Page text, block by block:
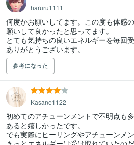
haruru1111
何度かお願いしてます。この度も体感
願いして良かったと思ってます。
とても気持ちの良いエネルギーを毎回
ありがとうございます。
参考になった
Kasane1122
初めてのアチューンメントで不明点も
あると嬉しかったです。
でも実際にヒーリングやアチューンメ